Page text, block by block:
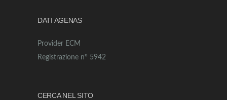
DATI AGENAS
Provider ECM
Registrazione n° 5942
CERCA NEL SITO